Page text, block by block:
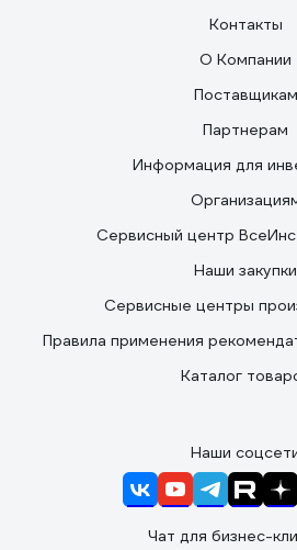
Контакты
О Компании
Поставщикам
Партнерам
Информация для
Сервисный центр
Наши закупки
Сервисные центры
Правила применения
Каталог
Наши
Чат для бизнес-